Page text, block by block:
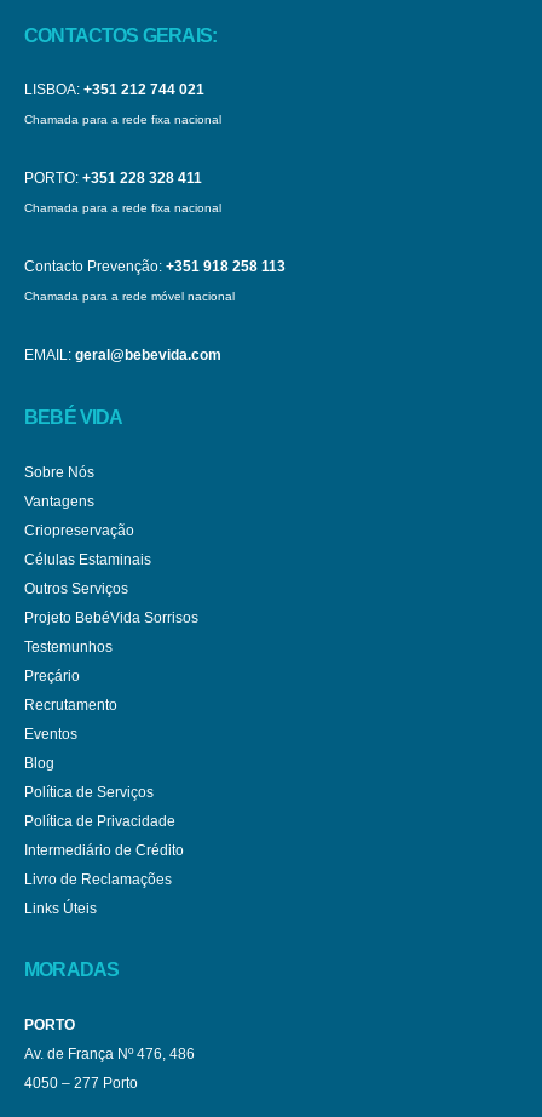
CONTACTOS GERAIS:
LISBOA: +351 212 744 021
Chamada para a rede fixa nacional
PORTO: +351 228 328 411
Chamada para a rede fixa nacional
Contacto Prevenção: +351 918 258 113
Chamada para a rede móvel nacional
EMAIL: geral@bebevida.com
BEBÉ VIDA
Sobre Nós
Vantagens
Criopreservação
Células Estaminais
Outros Serviços
Projeto BebéVida Sorrisos
Testemunhos
Preçário
Recrutamento
Eventos
Blog
Política de Serviços
Política de Privacidade
Intermediário de Crédito
Livro de Reclamações
Links Úteis
MORADAS
PORTO
Av. de França Nº 476, 486
4050 – 277 Porto